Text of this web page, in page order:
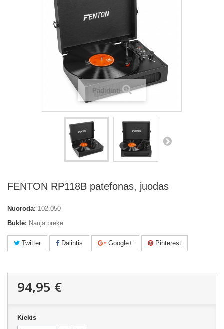
Padidinti
FENTON RP118B patefonas, juodas
Nuoroda: 102.050
Būklė: Nauja prekė
Twitter Dalintis Google+ Pinterest
94,95 €
Kiekis